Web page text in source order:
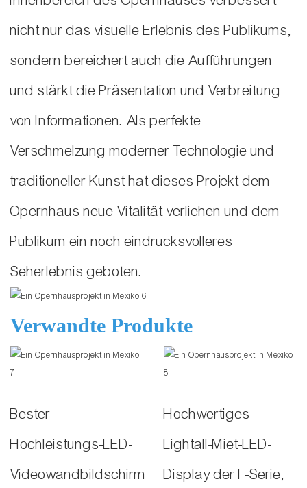
nicht nur das visuelle Erlebnis des Publikums,
sondern bereichert auch die Aufführungen
und stärkt die Präsentation und Verbreitung
von Informationen. Als perfekte
Verschmelzung moderner Technologie und
traditioneller Kunst hat dieses Projekt dem
Opernhaus neue Vitalität verliehen und dem
Publikum ein noch eindrucksvolleres
Seherlebnis geboten.
Verwandte Produkte
Bester
Hochleistungs-LED-
Videowandbildschirm
Hochwertiges
Lightall-Miet-LED-
Display der F-Serie,